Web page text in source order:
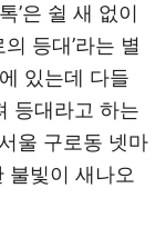
’은 쉴 새 없이
등대’라는 별
있는데 다들
등대라고 하는
울 구로동 넷마
불빛이 새나오